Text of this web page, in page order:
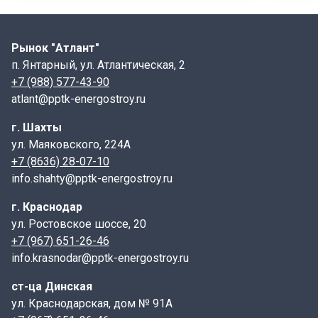
Обратим внимание на то, что именно этот выпуск
перемычек для данного типа стен. Армирование
перемычки осуществляется с помощью плоских
стальных каркасов класса AIII – ненапряженной
арматуры. Эти каркасы, заложенные в нижней части
способность. Масса одной такой перемычки 2ПП 23-7
составляет 310 кг. Для удобства подъема и установки,
вместо традиционных монтажных петель, перемычки
могут изготавливаться со специальными
строповочными отверстиями, предназначенными для
работы с подъемными механизмами и захватными
устройствами. Особо прочные перемычки, усиленные
за счет увеличенных выпусков арматуры и
для использования в районах с высокой
сейсмической активностью – 7 баллов и выше. Это
Рынок "Атлант"
п. Янтарный, ул. Атлантическая, 2
+7 (988) 577-43-90
atlant@pptk-energostroy.ru
г. Шахты
ул. Маяковского, 224А
+7 (8636) 28-07-10
info.shahty@pptk-energostroy.ru
г. Краснодар
ул. Ростовское шоссе, 20
+7 (967) 651-26-46
info.krasnodar@pptk-energostroy.ru
ст-ца Динская
ул. Краснодарская, дом № 91А